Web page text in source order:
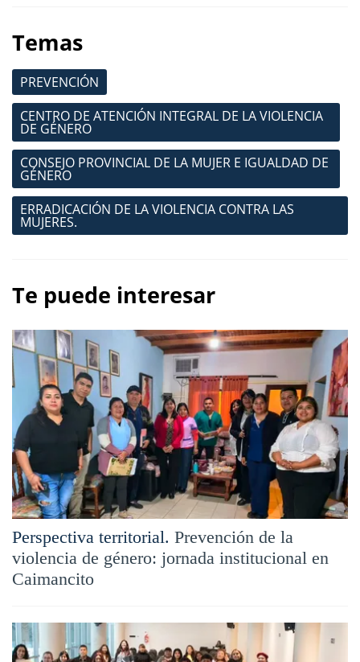
Temas
PREVENCIÓN
CENTRO DE ATENCIÓN INTEGRAL DE LA VIOLENCIA
DE GÉNERO
CONSEJO PROVINCIAL DE LA MUJER E IGUALDAD DE
GÉNERO
ERRADICACIÓN DE LA VIOLENCIA CONTRA LAS
MUJERES.
Te puede interesar
Perspectiva territorial. Prevención de la
violencia de género: jornada institucional en
Caimancito